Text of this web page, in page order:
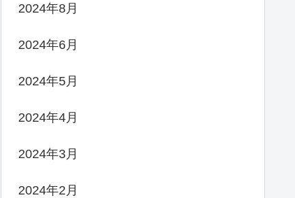
2024年8月
2024年6月
2024年5月
2024年4月
2024年3月
2024年2月